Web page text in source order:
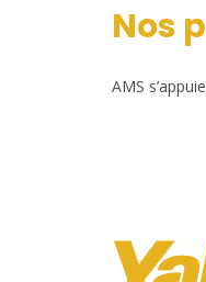
Nos
AMS